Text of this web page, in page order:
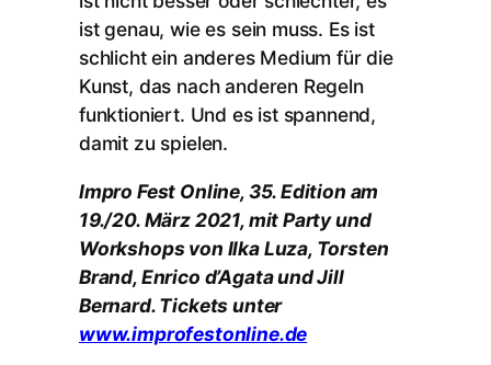
ist genau, wie es sein muss. Es ist
schlicht ein anderes Medium für die
Kunst, das nach anderen Regeln
funktioniert. Und es ist spannend,
damit zu spielen.
Impro Fest Online, 35. Edition am
19./20. März 2021, mit Party und
Workshops von Ilka Luza, Torsten
Brand, Enrico d’Agata und Jill
Bernard. Tickets unter
www.improfestonline.de